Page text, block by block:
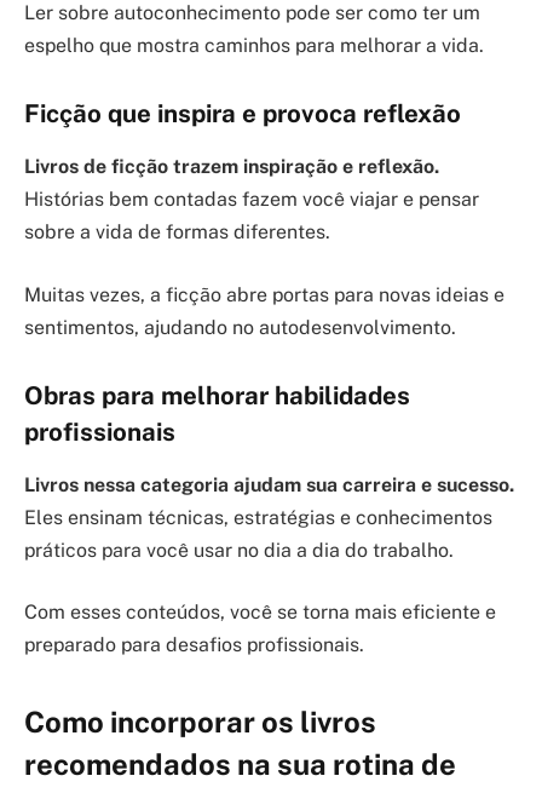
Ler sobre autoconhecimento pode ser como ter um
espelho que mostra caminhos para melhorar a vida.
Ficção que inspira e provoca reflexão
Livros de ficção trazem inspiração e reflexão.
Histórias bem contadas fazem você viajar e pensar
sobre a vida de formas diferentes.
Muitas vezes, a ficção abre portas para novas ideias e
sentimentos, ajudando no autodesenvolvimento.
Obras para melhorar habilidades
profissionais
Livros nessa categoria ajudam sua carreira e sucesso.
Eles ensinam técnicas, estratégias e conhecimentos
práticos para você usar no dia a dia do trabalho.
Com esses conteúdos, você se torna mais eficiente e
preparado para desafios profissionais.
Como incorporar os livros
recomendados na sua rotina de